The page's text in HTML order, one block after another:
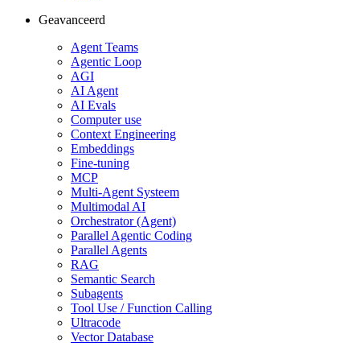
Geavanceerd
Agent Teams
Agentic Loop
AGI
AI Agent
AI Evals
Computer use
Context Engineering
Embeddings
Fine-tuning
MCP
Multi-Agent Systeem
Multimodal AI
Orchestrator (Agent)
Parallel Agentic Coding
Parallel Agents
RAG
Semantic Search
Subagents
Tool Use / Function Calling
Ultracode
Vector Database